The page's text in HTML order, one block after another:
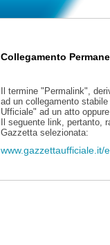
Collegamento
Il termine "Permalink",
ad un collegamento
Ufficiale" ad un atto
Il seguente link,
Gazzetta selezionata:
www.gazzettaufficiale.it/